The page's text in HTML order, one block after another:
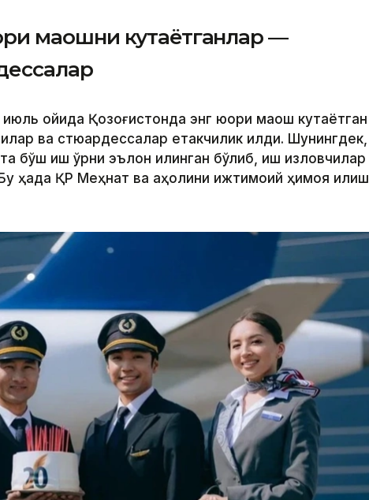
маошни кутаётганлар —
ойида Қозоғистонда энг юқори маош кутаётган
ва стюардессалар етакчилик қилди. Шунингдек,
бўш иш ўрни эълон қилинган бўлиб, иш изловчилар
ҳақда ҚР Меҳнат ва аҳолини ижтимоий ҳимоя қилиш